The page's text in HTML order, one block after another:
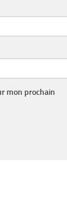
mon prochain